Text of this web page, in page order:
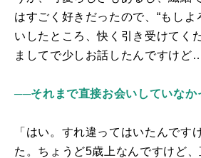
はすごく好きだったので、“もしよ
いしたところ、快く引き受けてく
ましてで少しお話したんですけど…
──それまで直接お会いしていなか
「はい。すれ違ってはいたんです
た。ちょうど5歳上なんですけど